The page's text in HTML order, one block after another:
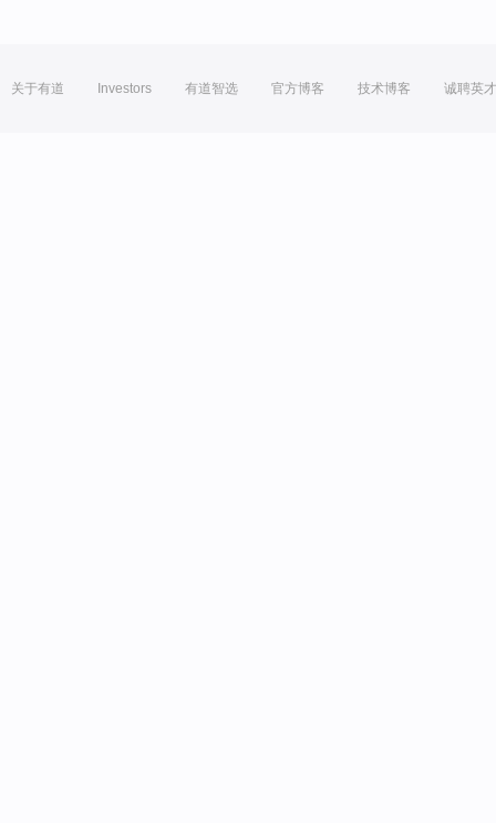
关于有道 Investors 有道智选 官方博客 技术博客 诚聘英才